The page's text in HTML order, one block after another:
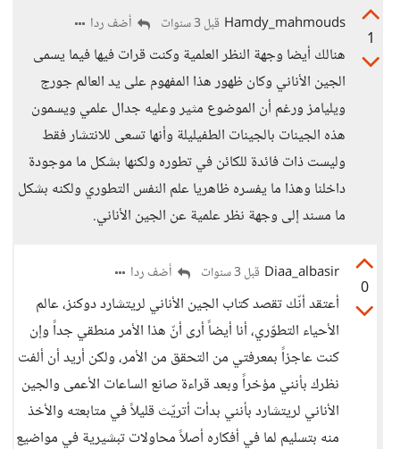
1
Hamdy_mahmouds قبل 3 سنوات أضف ردا
هنالك أيضا وجهة النظر العلمية وكنت قرات فيها فيما يسمى
الجين الأناني وكان ظهور هذا المفهوم على يد العالم جورج
ويليامز ورغم أن الموضوع مثير وعليه جدال علمي ويسمون
هذه الجينات بالجينات الطفيليلة وأنها تسعى للانتشار فقط
وليست ذات فائدة للكائن في تطوره ولكنها بشكل ما موجودة
داخلنا وهذا ما يفسره ظاهريا علم النفس التطوري ولكنه بشكل
ما مسند إلى وجهة نظر علمية عن الجين الأناني.
0
Diaa_albasir قبل 3 سنوات أضف ردا
أعتقد أنّك تقصد كتاب الجين الأناني لريتشارد دوكنز، عالم
الأحياء التطوّري، أنا أيضاً أرى أنّ هذا الأمر منطقي جداً وإن
كنت عاجزاً بمعرفتي من التحقق من الأمر، ولكن أريد أن ألفت
نظرك بأنني مؤخراً وبعد قراءة صانع الساعات الأعمى والجين
الأناني لريتشارد بأنني بدأت أتريّث قليلاً في متابعته والأخذ
منه بتسليم لما في أفكاره أصلاً محاولات تبشيرية في مواضيع